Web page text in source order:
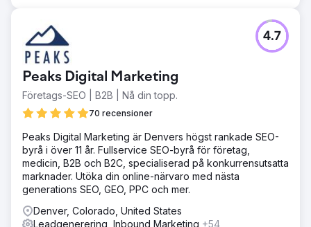
Peaks Digital Marketing
Företags-SEO | B2B | Nå din topp.
70 recensioner
4.7
Peaks Digital Marketing är Denvers högst rankade SEO-
byrå i över 11 år. Fullservice SEO-byrå för företag,
medicin, B2B och B2C, specialiserad på konkurrensutsatta
marknader. Utöka din online-närvaro med nästa
generations SEO, GEO, PPC och mer.
Denver, Colorado, United States
Leadgenerering, Inbound Marketing +54